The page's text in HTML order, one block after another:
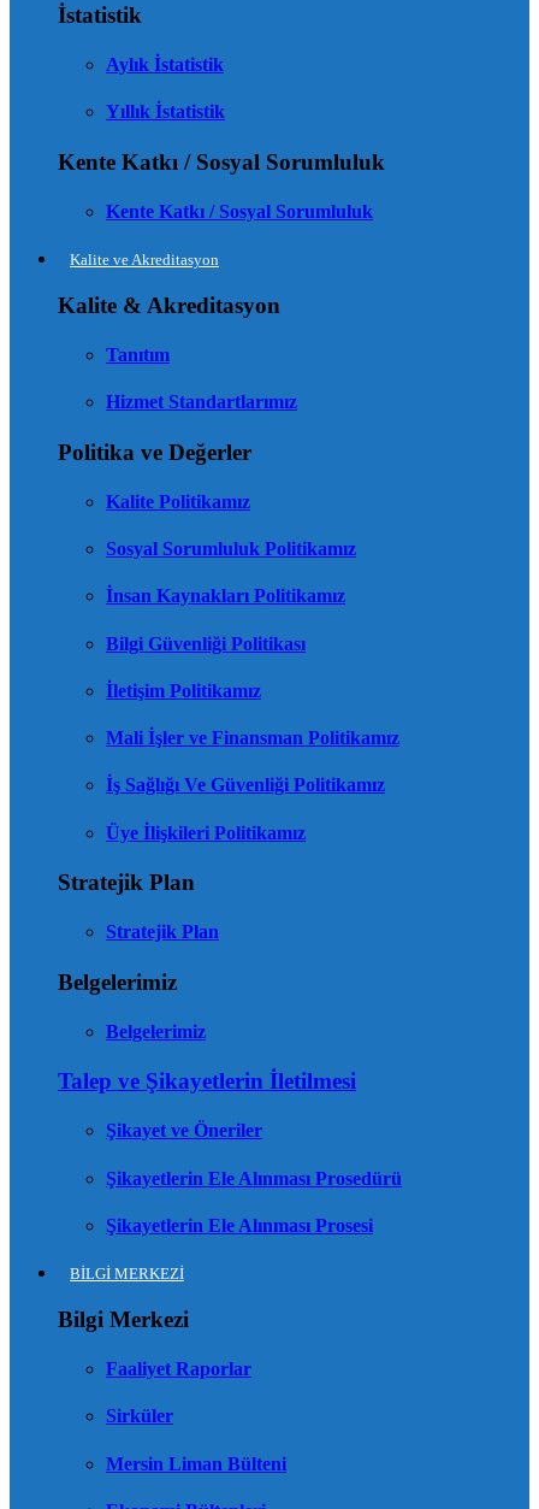
İstatistik
Aylık İstatistik
Yıllık İstatistik
Kente Katkı / Sosyal Sorumluluk
Kente Katkı / Sosyal Sorumluluk
Kalite ve Akreditasyon
Kalite & Akreditasyon
Tanıtım
Hizmet Standartlarımız
Politika ve Değerler
Kalite Politikamız
Sosyal Sorumluluk Politikamız
İnsan Kaynakları Politikamız
Bilgi Güvenliği Politikası
İletişim Politikamız
Mali İşler ve Finansman Politikamız
İş Sağlığı Ve Güvenliği Politikamız
Üye İlişkileri Politikamız
Stratejik Plan
Stratejik Plan
Belgelerimiz
Belgelerimiz
Talep ve Şikayetlerin İletilmesi
Şikayet ve Öneriler
Şikayetlerin Ele Alınması Prosedürü
Şikayetlerin Ele Alınması Prosesi
BİLGİ MERKEZİ
Bilgi Merkezi
Faaliyet Raporlar
Sirküler
Mersin Liman Bülteni